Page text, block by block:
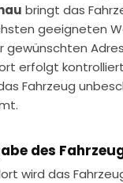
bringt das
geeigneten
gewünschten
erfolgt
Fahrzeug
des
wird das